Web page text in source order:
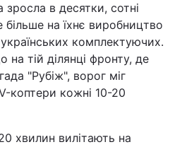
зросла в десятки, сотні
більше на їхнє виробництво
комплектуючих.
тій ділянці фронту, де
"Рубіж", ворог міг
коптери кожні 10-20
хвилин вилітають на